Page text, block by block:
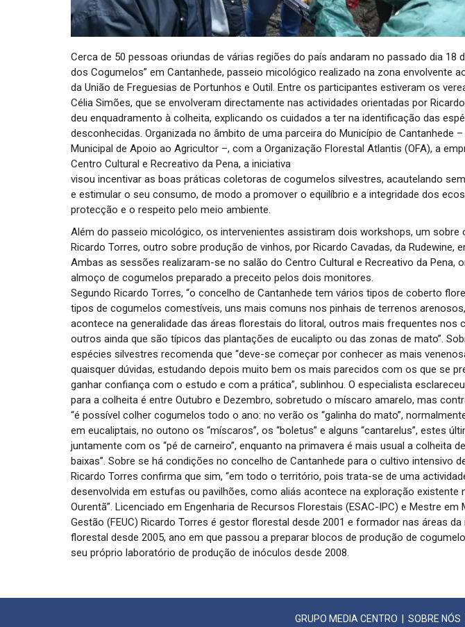
Cerca de 50 pessoas oriundas de várias regiões do país andaram no passado dia 18
dos Cogumelos” em Cantanhede, passeio micológico realizado na zona envolvente
da União de Freguesias de Portunhos e Outil. Entre os participantes estiveram os
Célia Simões, que se envolveram directamente nas actividades orientadas por
deu enquadramento à colheita, explicando os cuidados a ter na identificação das
desconhecidas. Organizada no âmbito de uma parceira do Município de Cantanhede
Municipal de Apoio ao Agricultor –, com a Organização Florestal Atlantis (OFA), a
Centro Cultural e Recreativo da Pena, a iniciativa
visou incentivar as boas práticas coletoras de cogumelos silvestres, acautelando
e estimular o seu consumo, de modo a promover o equilíbrio e a integridade dos
protecção e o respeito pelo meio ambiente.
Além do passeio micológico, os intervenientes assistiram dois workshops, um sobre
Ricardo Torres, outro sobre produção de vinhos, por Ricardo Cavadas, da Rudewine,
Ambas as sessões realizaram-se no salão do Centro Cultural e Recreativo da Pena,
almoço de cogumelos preparado a preceito pelos dois monitores.
Segundo Ricardo Torres, “o concelho de Cantanhede tem vários tipos de coberto
tipos de cogumelos comestíveis, uns mais comuns nos pinhais de terrenos
acontece na generalidade das áreas florestais do litoral, outros mais frequentes nos
outros ainda que são típicos das plantações de eucalipto ou das zonas de mato”.
espécies silvestres recomenda que “deve-se começar por conhecer as mais
quaisquer dúvidas, estudando depois muito bem os mais parecidos com os que se
ganhar confiança com o estudo e com a prática”, sublinhou. O especialista
para a colheita é entre Outubro e Dezembro, sobretudo o míscaro amarelo, mas
“é possível colher cogumelos todo o ano: no verão os “galinha do mato”,
em eucaliptais, no outono os “míscaros”, os “boletus” e alguns “cantarelus”, estes
juntamente com os “pé de carneiro”, enquanto na primavera é mais usual a colheita
baixas”. Sobre se há condições no concelho de Cantanhede para o cultivo intensivo
Ricardo Torres confirma que sim, “em todo o território, pois trata-se de uma
desenvolvida em estufas ou pavilhões, como aliás acontece na exploração existente
Ourentã”. Licenciado em Engenharia de Recursos Florestais (ESAC-IPC) e Mestre
Gestão (FEUC) Ricardo Torres é gestor florestal desde 2001 e formador nas áreas
florestal desde 2005, ano em que passou a preparar blocos de produção de
seu próprio laboratório de produção de inóculos desde 2008.
GRUPO MEDIA CENTRO | SOBRE NÓS